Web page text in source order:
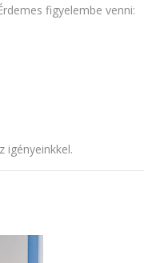
figyelembe venni:
igényeinkkel.